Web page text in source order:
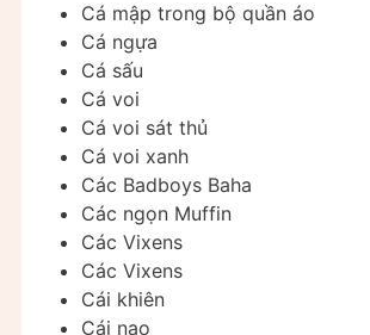
Cá mập trong bộ quần áo
Cá ngựa
Cá sấu
Cá voi
Cá voi sát thủ
Cá voi xanh
Các Badboys Baha
Các ngọn Muffin
Các Vixens
Các Vixens
Cái khiên
Cái nạo